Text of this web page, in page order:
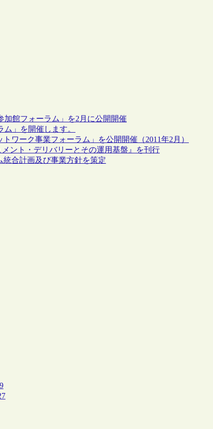
加館フォーラム」を2月に公開開催
」を開催します。
ワーク事業フォーラム」を公開開催（2011年2月）
ント・デリバリーとその運用基盤』を刊行
合計画及び事業方針を策定